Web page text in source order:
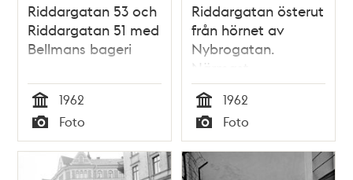
Riddargatan 53 och
Riddargatan 51 med
Bellmans bageri
Tid
1962
Typ
Foto
Riddargatan österut
från hörnet av
Nybrogatan.
Närmast
Riddargatan 16
Tid
1962
Typ
Foto